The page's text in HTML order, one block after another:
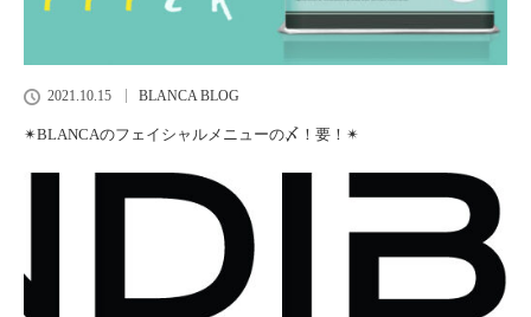
2021.10.15 BLANCA BLOG
✴︎BLANCAのフェイシャルメニューの〆！要！✴︎